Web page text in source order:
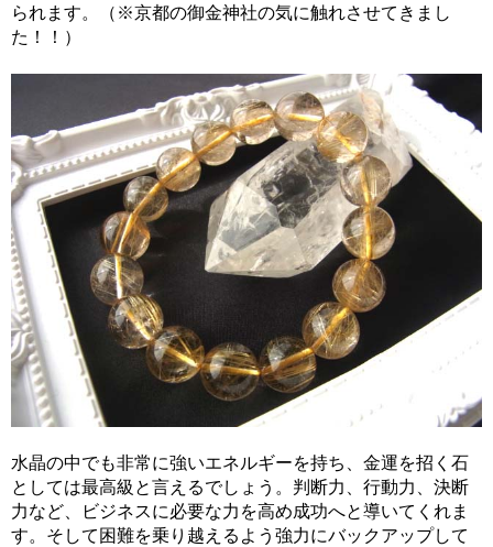
られます。（※京都の御金神社の気に触れさせてきまし
た！！）
水晶の中でも非常に強いエネルギーを持ち、金運を招く石
としては最高級と言えるでしょう。判断力、行動力、決断
力など、ビジネスに必要な力を高め成功へと導いてくれま
す。そして困難を乗り越えるよう強力にバックアップして